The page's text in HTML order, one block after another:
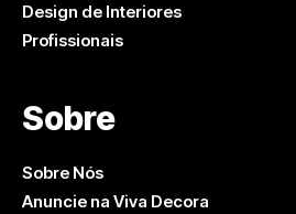
Design de Interiores
Profissionais
Sobre
Sobre Nós
Anuncie na Viva Decora